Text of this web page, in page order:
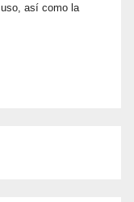
así como la